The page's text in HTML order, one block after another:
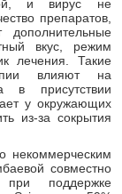
и вирус не
препаратов,
вкус, режим
лечения. Такие
влияют на
в присутствии
у окружающих
из-за сокрытия
некоммерческим
совместно
поддержке